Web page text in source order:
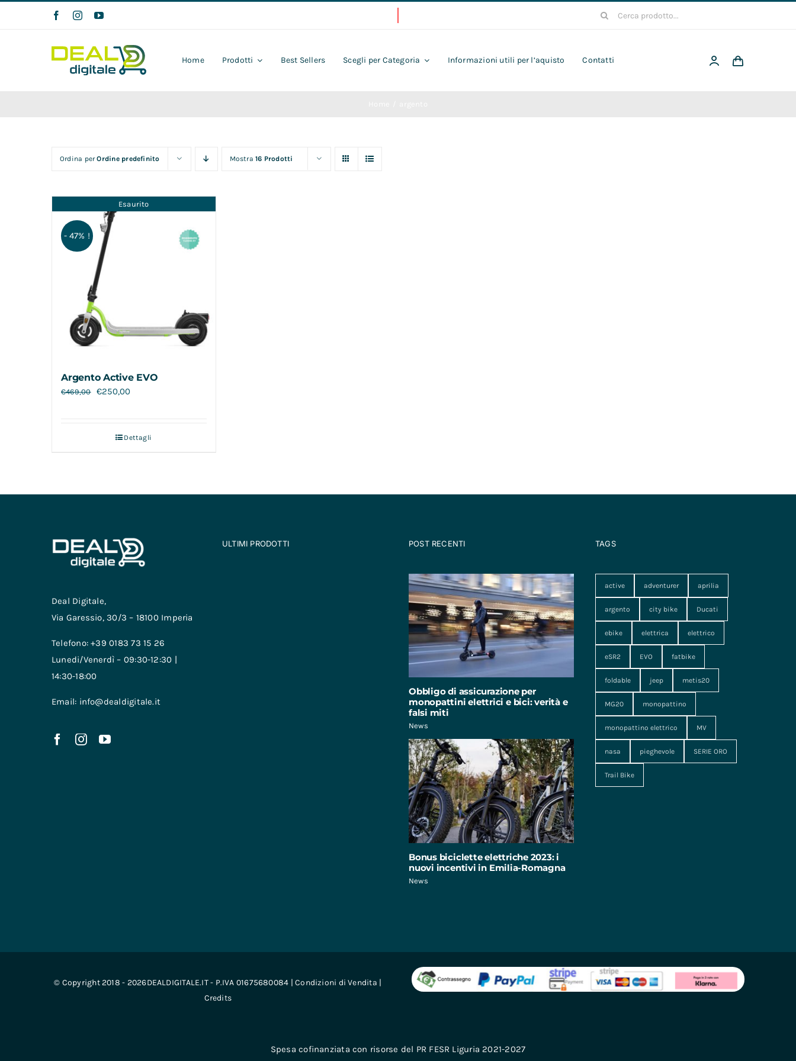
Cerca
Home Prodotti Best Sellers Scegli per Categoria Informazioni utili per l’aquisto Contatti
Ordina perOrdine predefinito Mostra16 Prodotti
Esaurito
- 47% !
Argento Active EVO
€469,00 €250,00
Dettagli
Deal Digitale,
Via Garessio, 30/3 – 18100 Imperia
Telefono: +39 0183 73 15 26
Lunedi/Venerdì – 09:30-12:30 |
14:30-18:00
Email: info@dealdigitale.it
ULTIMI PRODOTTI POST RECENTI
Obbligo di assicurazione per
monopattini elettrici e bici: verità e
falsi miti
News
Bonus biciclette elettriche 2023: i
nuovi incentivi in Emilia-Romagna
News
TAGS
active adventurer aprilia
argento city bike Ducati
ebike elettrica elettrico
eSR2 EVO fatbike
foldable jeep metis20
MG20 monopattino
monopattino elettrico MV
nasa pieghevole SERIE ORO
Trail Bike
© Copyright 2018 - 2026DEALDIGITALE.IT - P.IVA 01675680084 |Condizioni di Vendita |
Credits
Spesa cofinanziata con risorse del PR FESR Liguria 2021-2027